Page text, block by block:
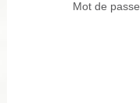
Mot de passe